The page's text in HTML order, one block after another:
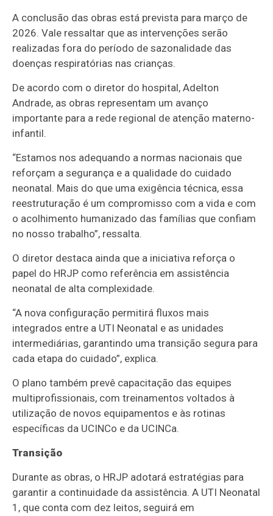
A conclusão das obras está prevista para março de
2026. Vale ressaltar que as intervenções serão
realizadas fora do período de sazonalidade das
doenças respiratórias nas crianças.
De acordo com o diretor do hospital, Adelton
Andrade, as obras representam um avanço
importante para a rede regional de atenção materno-
infantil.
“Estamos nos adequando a normas nacionais que
reforçam a segurança e a qualidade do cuidado
neonatal. Mais do que uma exigência técnica, essa
reestruturação é um compromisso com a vida e com
o acolhimento humanizado das famílias que confiam
no nosso trabalho”, ressalta.
O diretor destaca ainda que a iniciativa reforça o
papel do HRJP como referência em assistência
neonatal de alta complexidade.
“A nova configuração permitirá fluxos mais
integrados entre a UTI Neonatal e as unidades
intermediárias, garantindo uma transição segura para
cada etapa do cuidado”, explica.
O plano também prevê capacitação das equipes
multiprofissionais, com treinamentos voltados à
utilização de novos equipamentos e às rotinas
específicas da UCINCo e da UCINCa.
Transição
Durante as obras, o HRJP adotará estratégias para
garantir a continuidade da assistência. A UTI Neonatal
1, que conta com dez leitos, seguirá em